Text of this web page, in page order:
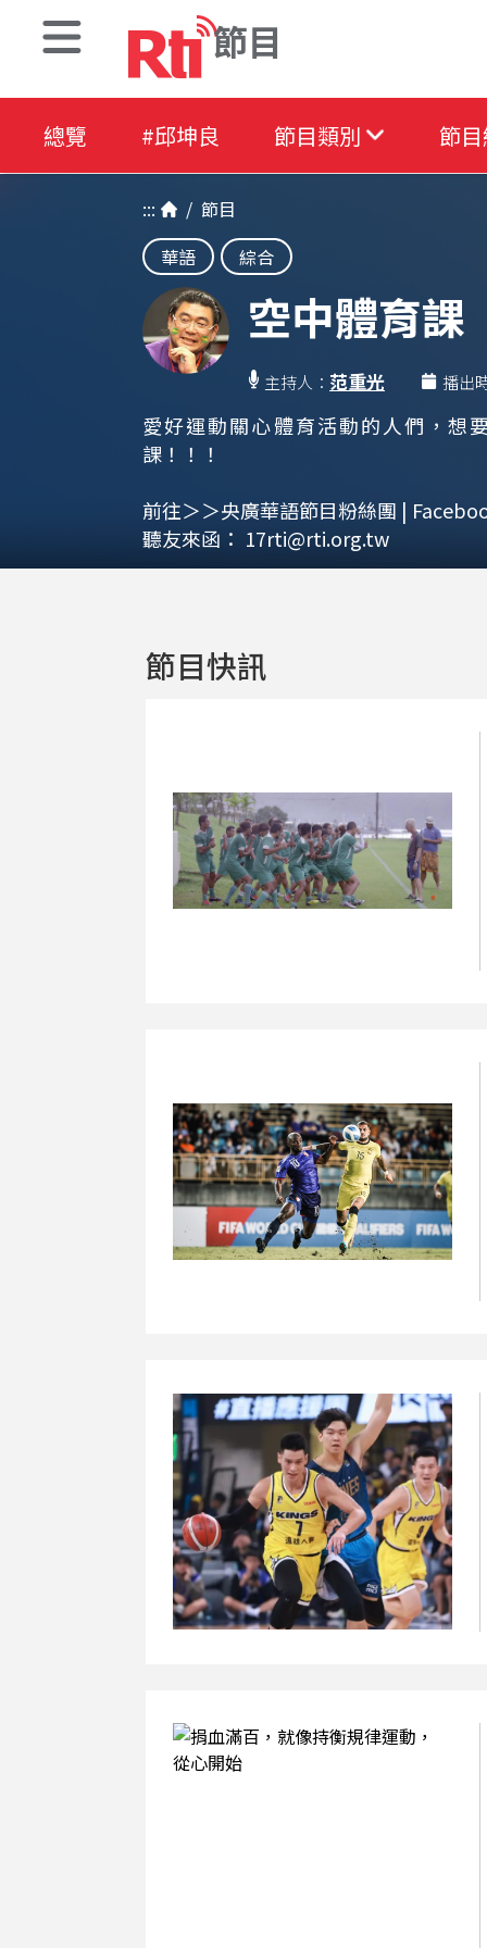
節目
總覽 #邱坤良 節目類別 節
::: / 節目
華語
綜合
空中體育課
主持人： 范重光 播出
愛好運動關心體育活動的人們，想
課！！！
前往＞＞央廣華語節目粉絲團 |
聽友來函： 17rti@rti.org.tw
節目快訊